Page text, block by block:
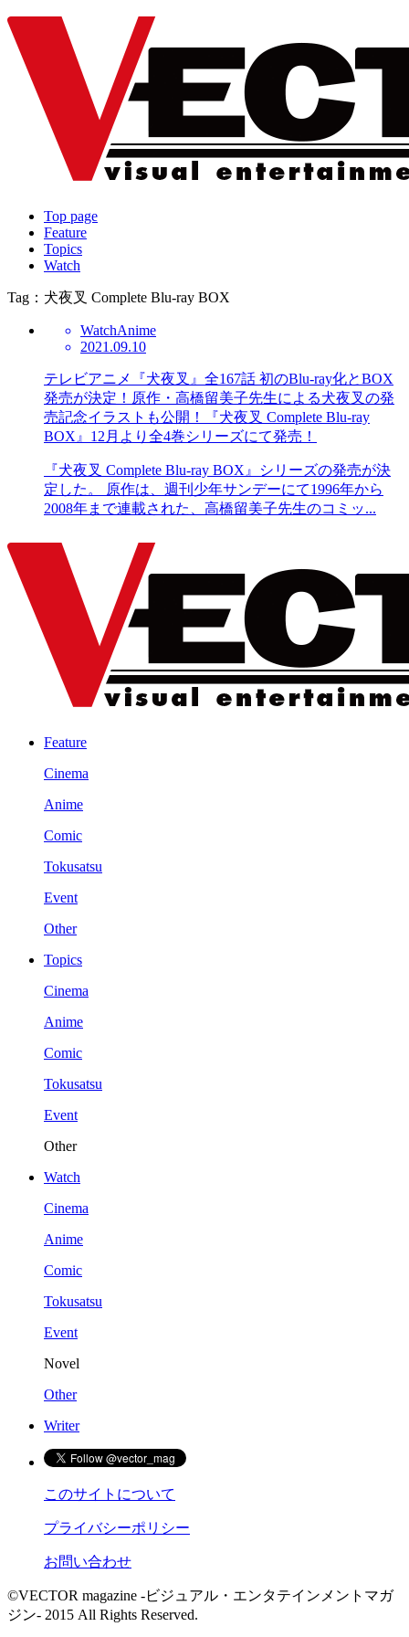
Top page
Feature
Topics
Watch
Tag：犬夜叉 Complete Blu-ray BOX
WatchAnime
2021.09.10
テレビアニメ『犬夜叉』全167話 初のBlu-ray化とBOX
発売が決定！原作・高橋留美子先生による犬夜叉の発
売記念イラストも公開！『犬夜叉 Complete Blu-ray
BOX』12月より全4巻シリーズにて発売！
『犬夜叉 Complete Blu-ray BOX』シリーズの発売が決
定した。 原作は、週刊少年サンデーにて1996年から
2008年まで連載された、高橋留美子先生のコミッ...
Feature
Cinema
Anime
Comic
Tokusatsu
Event
Other
Topics
Cinema
Anime
Comic
Tokusatsu
Event
Other
Watch
Cinema
Anime
Comic
Tokusatsu
Event
Novel
Other
Writer
このサイトについて
プライバシーポリシー
お問い合わせ
©VECTOR magazine -ビジュアル・エンタテインメントマガ
ジン- 2015 All Rights Reserved.